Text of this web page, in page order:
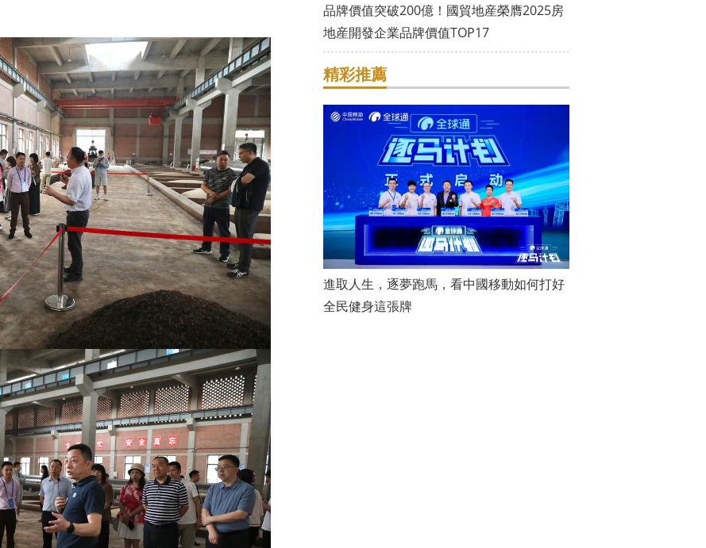
品牌價值突破200億！國貿地産榮膺2025房
地産開發企業品牌價值TOP17
精彩推薦
進取人生，逐夢跑馬，看中國移動如何打好
全民健身這張牌